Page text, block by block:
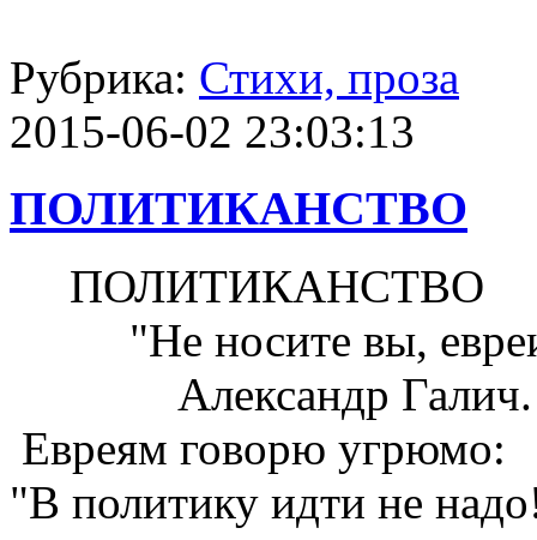
Рубрика: Стихи, проза
2015-06-02 23:03:13
ПОЛИТИКАНСТВО
ПОЛИТИКАНСТВО
"Не носите вы,
Александр Галич.
Евреям говорю угрюмо:
"В политику идти не